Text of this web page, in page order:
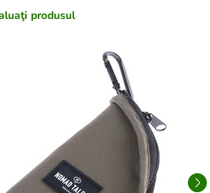
produsul